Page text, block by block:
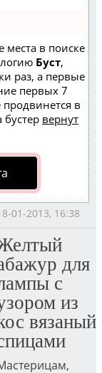
места в поиске
Буст,
раз, а первые
первых 7
в
бустер вернут
01-2013, 16:38
для
с
из
вязаный